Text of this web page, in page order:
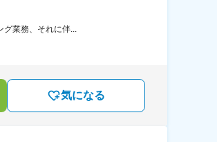
グ業務、それに伴...
気になる